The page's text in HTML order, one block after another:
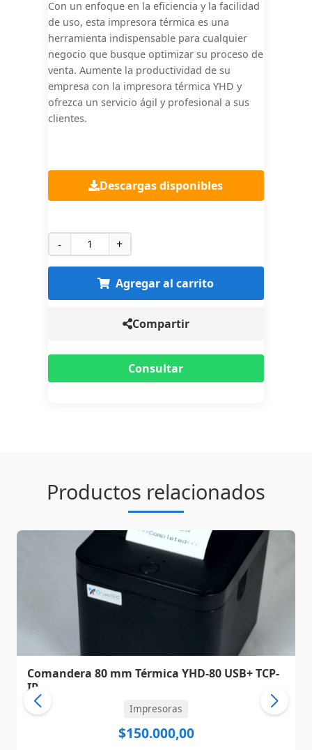
Con un enfoque en la eficiencia y la facilidad
de uso, esta impresora térmica es una
herramienta indispensable para cualquier
negocio que busque optimizar su proceso de
venta. Aumente la productividad de su
empresa con la impresora térmica YHD y
ofrezca un servicio ágil y profesional a sus
clientes.
Descargas disponibles
- +
Agregar al carrito
Compartir
Consultar
Productos relacionados
Comandera 80 mm Térmica YHD-80 USB+ TCP-
IP
Impresoras
$150.000,00